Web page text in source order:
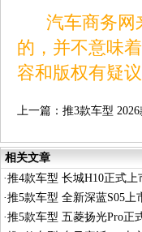
汽车商务网
的，并不意味
容和版权有疑
上一篇： 推3款车型
相关文章
·推4款车型 长城H10正式上
·推5款车型 全新深蓝S05上
·推5款车型 五菱扬光Pro正